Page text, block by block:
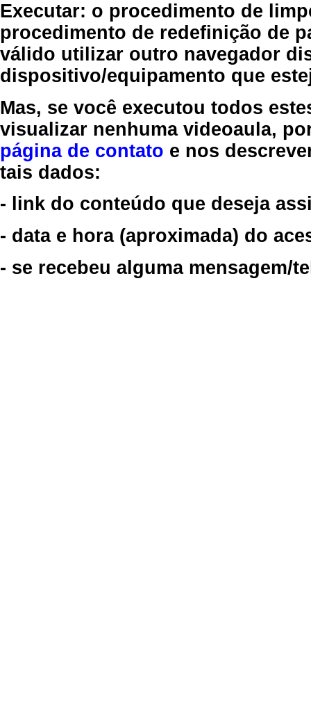
Executar: o procedimento de
procedimento de redefinição de
válido utilizar outro navegador
dispositivo/equipamento que
Mas, se você executou todos
visualizar nenhuma videoaula,
página de contato e nos
tais dados:
- link do conteúdo que deseja
- data e hora (aproximada) do
- se recebeu alguma mensagem/